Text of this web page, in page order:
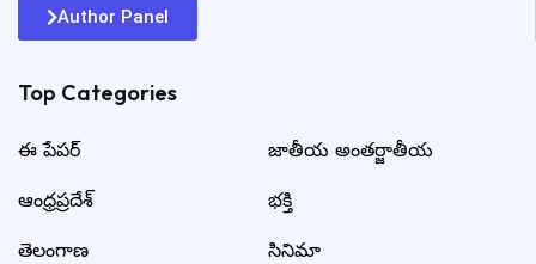
Author Panel
Top Categories​
ఈ పేపర్
ఆంధ్రప్రదేశ్
తెలంగాణ
జాతీయ అంతర్జాతీయ
భక్తి
సినిమా